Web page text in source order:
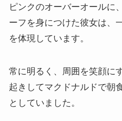
ピンクのオーバーオールに
ーフを身につけた彼女は、
を体現しています。
常に明るく、周囲を笑顔に
起きしてマクドナルドで朝
としていました。